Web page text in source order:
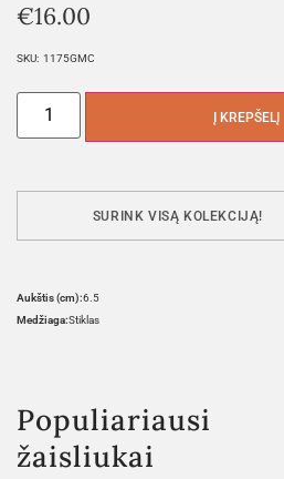
€16.00
SKU: 1175GMC
Į KREPŠELĮ
SURINK VISĄ KOLEKCIJĄ!
Aukštis (cm):6.5
Medžiaga:Stiklas
Populiariausi
žaisliukai